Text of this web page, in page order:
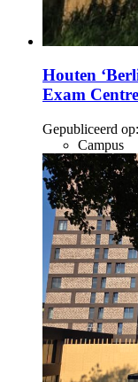
Houten
Exam Centre
Gepubliceerd op:
Campus